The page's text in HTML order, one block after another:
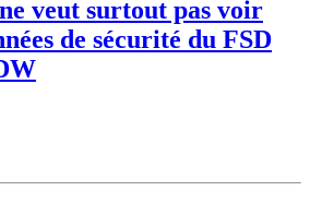
veut surtout pas voir
de sécurité du FSD